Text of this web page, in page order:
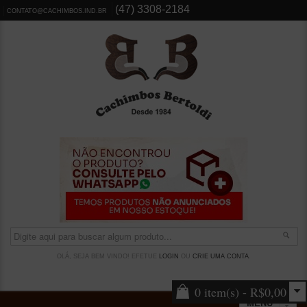
CONTATO@CACHIMBOS.IND.BR (47) 3308-2184
OLÁ, SEJA BEM VINDO! EFETUE LOGIN CRIE UMA CONTA.
0 item(s) - R$0,00
MENU